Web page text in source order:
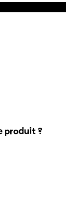
produit ?